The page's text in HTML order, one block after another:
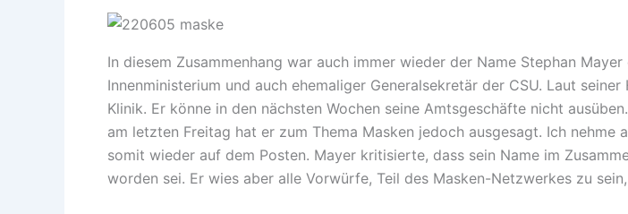
In diesem Zusammenhang war auch immer wieder der Name Stephan
Innenministerium und auch ehemaliger Generalsekretär der CSU. Laut
Klinik. Er könne in den nächsten Wochen seine Amtsgeschäfte nicht
am letzten Freitag hat er zum Thema Masken jedoch ausgesagt. Ich
somit wieder auf dem Posten. Mayer kritisierte, dass sein Name im
worden sei. Er wies aber alle Vorwürfe, Teil des Masken-Netzwerkes zu